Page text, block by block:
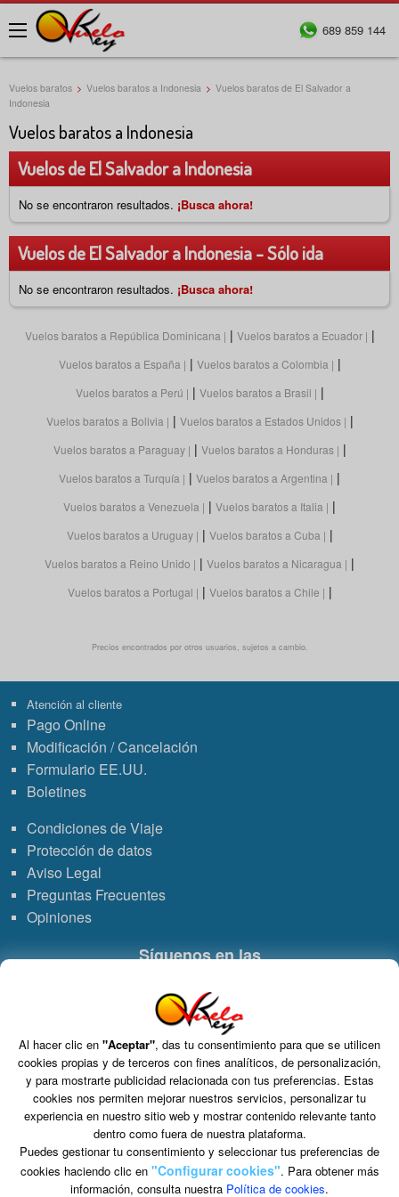
Menú 689 859 144
Vuelos baratos > Vuelos baratos a Indonesia > Vuelos baratos de El Salvador a
Indonesia
Vuelos baratos a Indonesia
Vuelos de El Salvador a Indonesia
No se encontraron resultados. ¡Busca ahora!
Vuelos de El Salvador a Indonesia - Sólo ida
No se encontraron resultados. ¡Busca ahora!
Vuelos baratos a República Dominicana | Vuelos baratos a Ecuador |
Vuelos baratos a España | Vuelos baratos a Colombia |
Vuelos baratos a Perú | Vuelos baratos a Brasil |
Vuelos baratos a Bolivia | Vuelos baratos a Estados Unidos |
Vuelos baratos a Paraguay | Vuelos baratos a Honduras |
Vuelos baratos a Turquía | Vuelos baratos a Argentina |
Vuelos baratos a Venezuela | Vuelos baratos a Italia |
Vuelos baratos a Uruguay | Vuelos baratos a Cuba |
Vuelos baratos a Reino Unido | Vuelos baratos a Nicaragua |
Vuelos baratos a Portugal | Vuelos baratos a Chile |
Precios encontrados por otros usuarios, sujetos a cambio.
Atención al cliente
Pago Online
Modificación / Cancelación
Formulario EE.UU.
Boletines
Condiciones de Viaje
Protección de datos
Aviso Legal
Preguntas Frecuentes
Opiniones
Síguenos en las
Enlace
a
WhatsApp
Enlace
a
Instagram
a
Facebook
de
Grupo VDT - Viajes Dominicana Tours. C.I.C.M.A. n° 960 CIF: B-82748864
S.L. Tomo 15717, Folio 126, Hoja Registral 264927.
C/ Marie Curie 5 Edificio Alpha 3ª planta, Rivas VaciaMadrid 28521 Madrid
Al hacer clic en "Aceptar", das tu consentimiento para que se utilicen
cookies propias y de terceros con fines analíticos, de personalización,
y para mostrarte publicidad relacionada con tus preferencias. Estas
cookies nos permiten mejorar nuestros servicios, personalizar tu
experiencia en nuestro sitio web y mostrar contenido relevante tanto
dentro como fuera de nuestra plataforma.
Puedes gestionar tu consentimiento y seleccionar tus preferencias de
cookies haciendo clic en "Configurar cookies". Para obtener más
información, consulta nuestra Política de cookies.